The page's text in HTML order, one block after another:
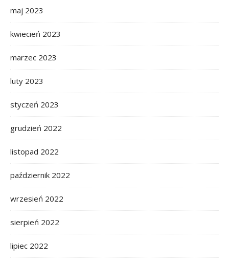
maj 2023
kwiecień 2023
marzec 2023
luty 2023
styczeń 2023
grudzień 2022
listopad 2022
październik 2022
wrzesień 2022
sierpień 2022
lipiec 2022